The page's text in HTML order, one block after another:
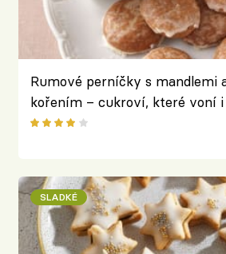
Rumové perníčky s mandlemi
kořením – cukroví, které voní i
SLADKÉ